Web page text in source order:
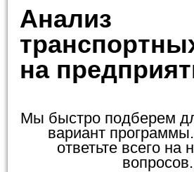
Анализ
на
Мы быстро подберем
вариант
ответьте всего на
вопросов.